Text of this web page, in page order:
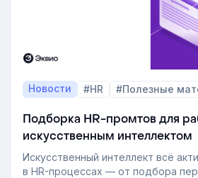
Новости #HR #Полезные
Подборка HR-промтов для
искусственным интеллектом
Искусственный интеллект всё
в HR-процессах — от подбора